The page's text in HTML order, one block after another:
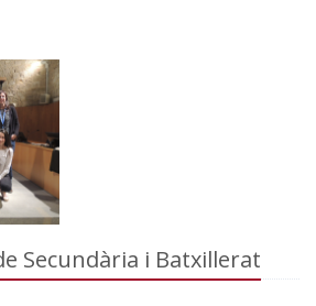
Secundària i Batxillerat